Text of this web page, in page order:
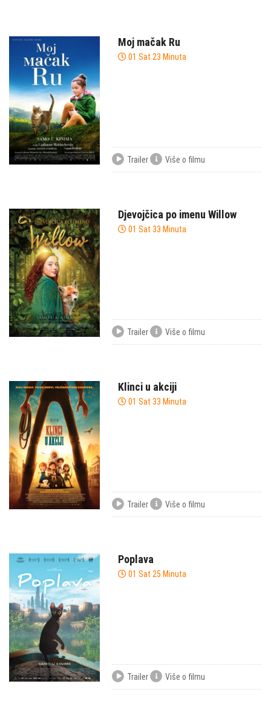
Moj mačak Ru
01 Sat 23 Minuta
Trailer Više o filmu
Djevojčica po imenu Willow
01 Sat 33 Minuta
Trailer Više o filmu
Klinci u akciji
01 Sat 33 Minuta
Trailer Više o filmu
Poplava
01 Sat 25 Minuta
Trailer Više o filmu